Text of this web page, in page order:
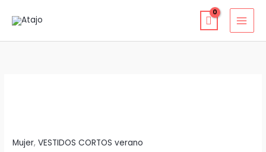
Mujer,VESTIDOS CORTOS verano